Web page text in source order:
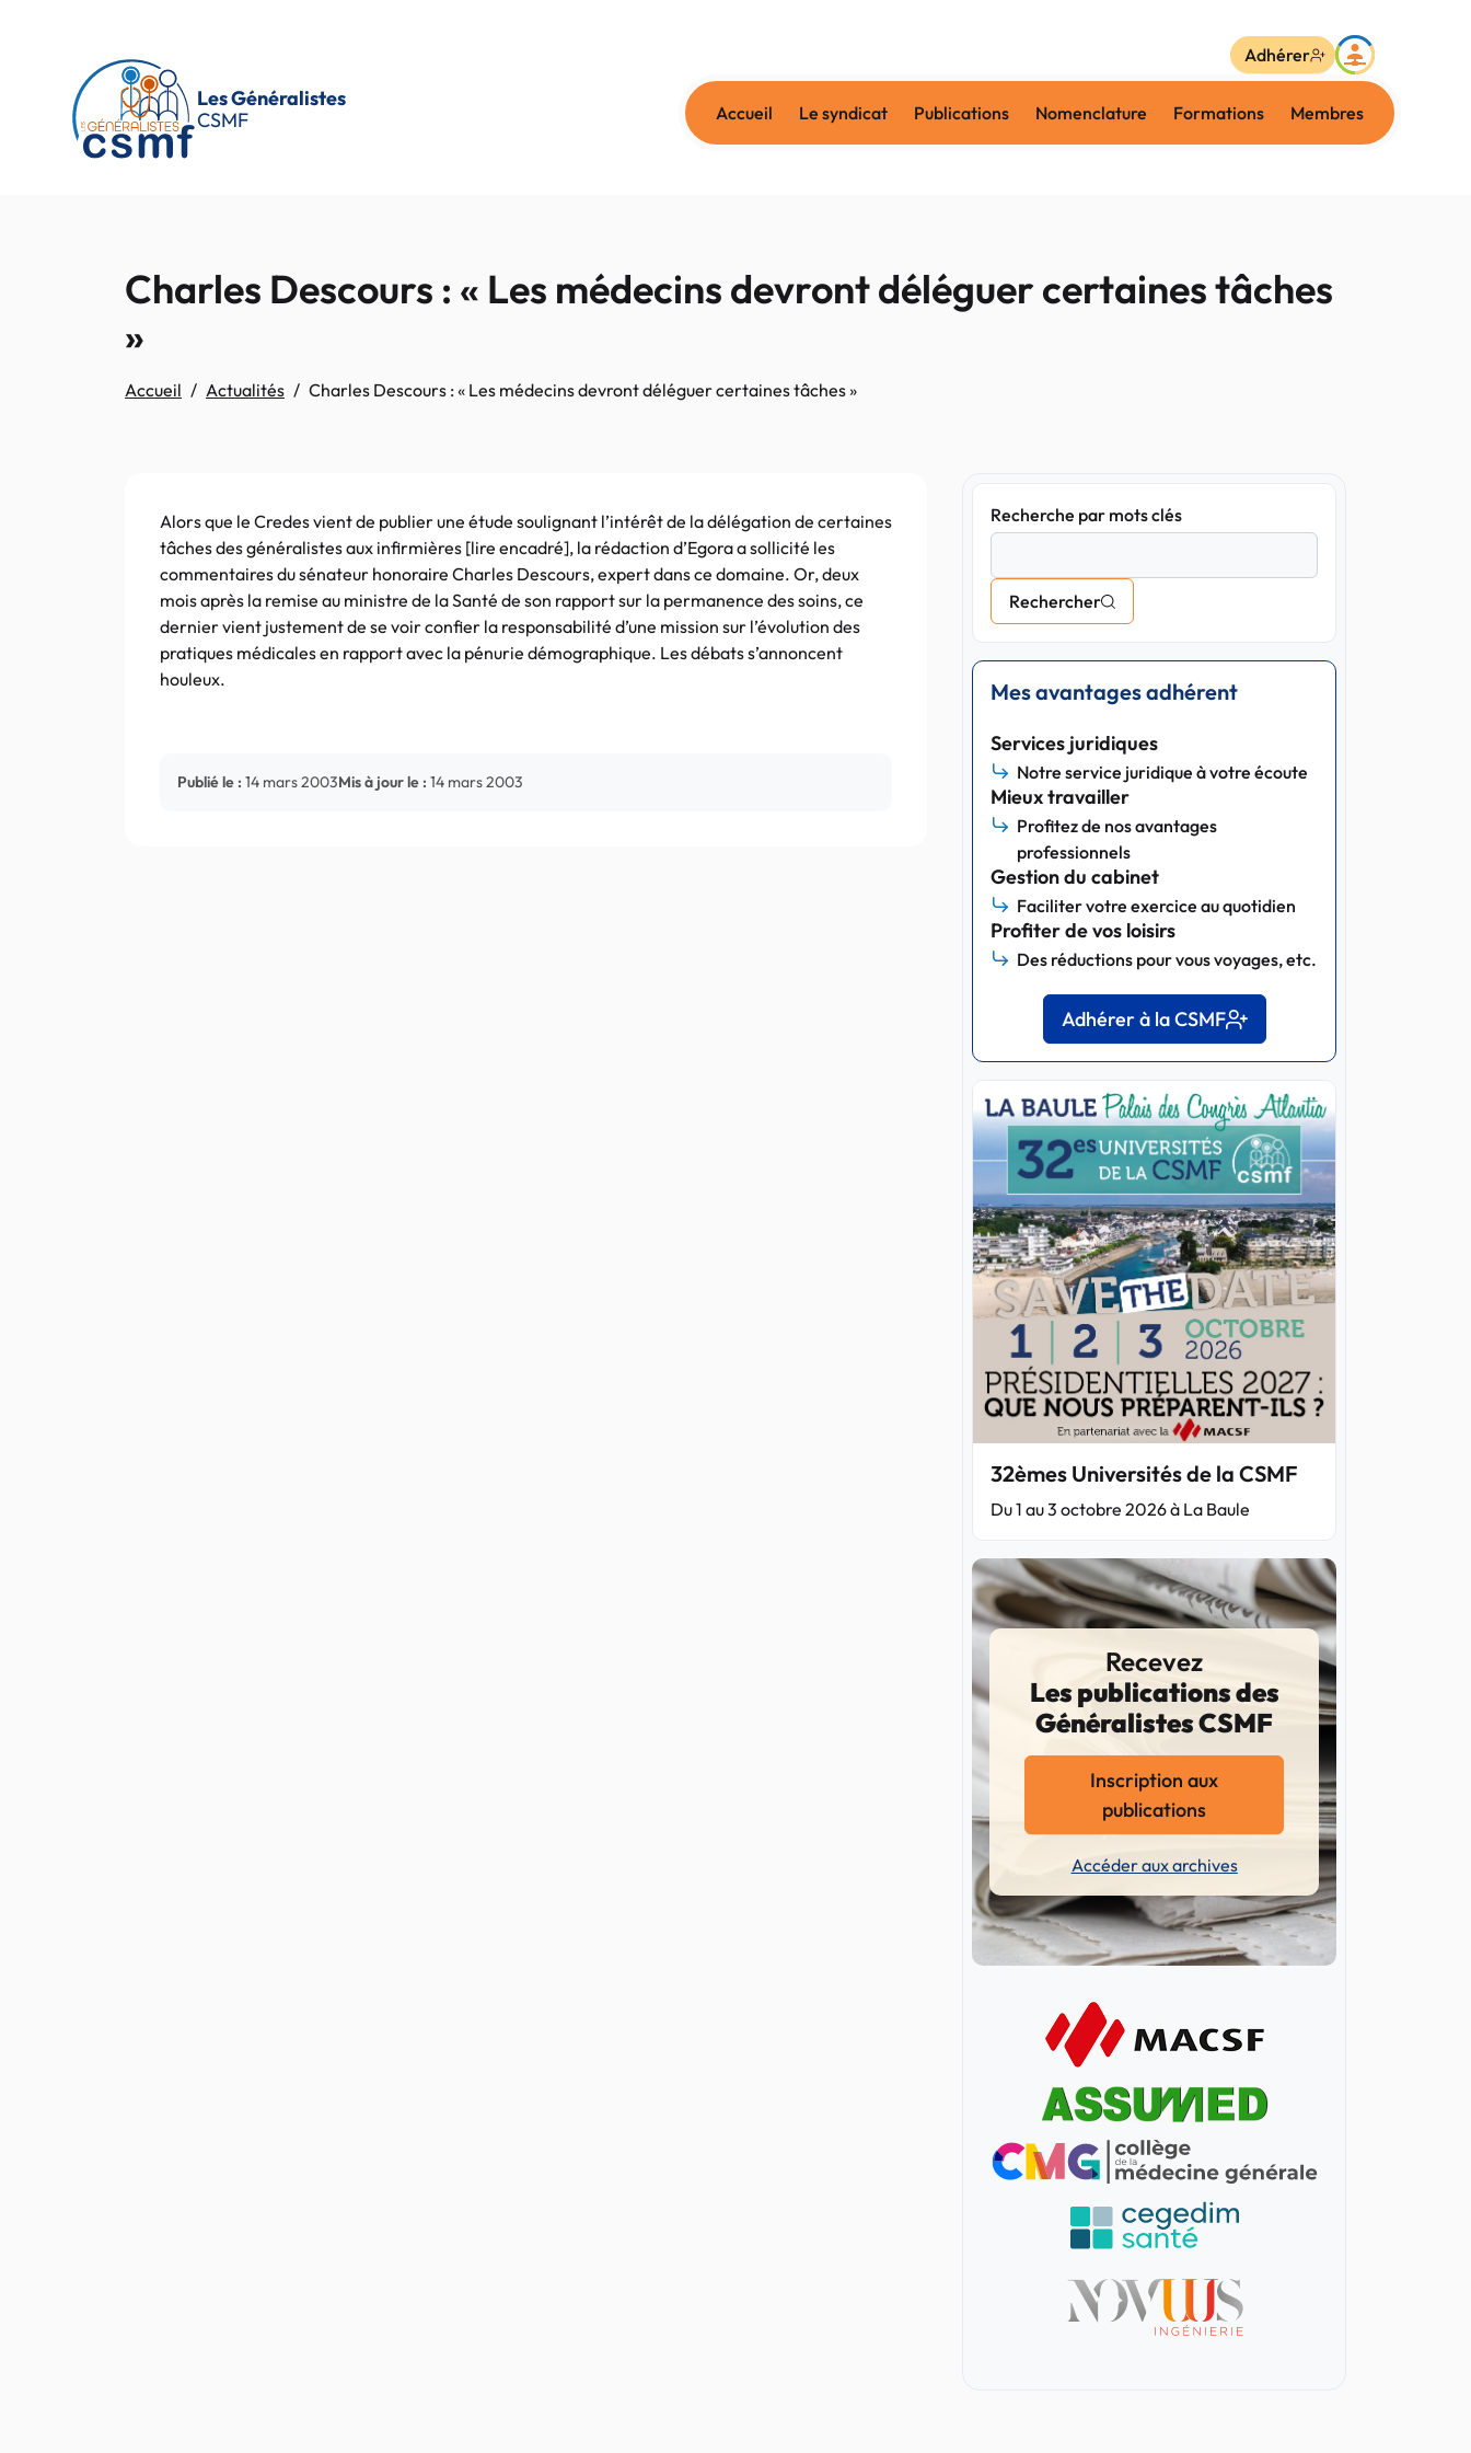
Les Généralistes
CSMF
Accueil Le syndicat Publications Nomenclature Formations Membres
Adhérer
Charles Descours : « Les médecins devront déléguer certaines tâches
»
Accueil Actualités Charles Descours : « Les médecins devront déléguer certaines tâches »
Alors que le Credes vient de publier une étude soulignant l’intérêt de la délégation de certaines
tâches des généralistes aux infirmières [lire encadré], la rédaction d’Egora a sollicité les
commentaires du sénateur honoraire Charles Descours, expert dans ce domaine. Or, deux
mois après la remise au ministre de la Santé de son rapport sur la permanence des soins, ce
dernier vient justement de se voir confier la responsabilité d’une mission sur l’évolution des
pratiques médicales en rapport avec la pénurie démographique. Les débats s’annoncent
houleux.
Publié le : 14 mars 2003Mis à jour le : 14 mars 2003
Recherche par mots clés
Rechercher
Mes avantages adhérent
Services juridiques
Notre service juridique à votre écoute
Mieux travailler
Profitez de nos avantages
professionnels
Gestion du cabinet
Faciliter votre exercice au quotidien
Profiter de vos loisirs
Des réductions pour vous voyages, etc.
Adhérer à la CSMF
32èmes Universités de la CSMF
Du 1 au 3 octobre 2026 à La Baule
Recevez
Les publications des
Généralistes CSMF
Inscription aux
publications
Accéder aux archives